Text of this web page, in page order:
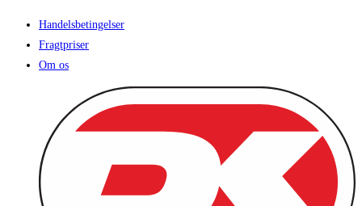
Handelsbetingelser
Fragtpriser
Om os